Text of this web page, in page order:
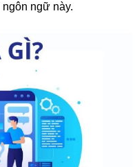
ngữ này.